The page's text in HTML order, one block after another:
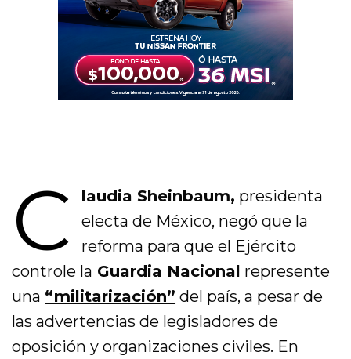
C laudia Sheinbaum, presidenta
electa de México, negó que la
reforma para que el Ejército
controle la Guardia Nacional represente
una “militarización” del país, a pesar de
las advertencias de legisladores de
oposición y organizaciones civiles. En